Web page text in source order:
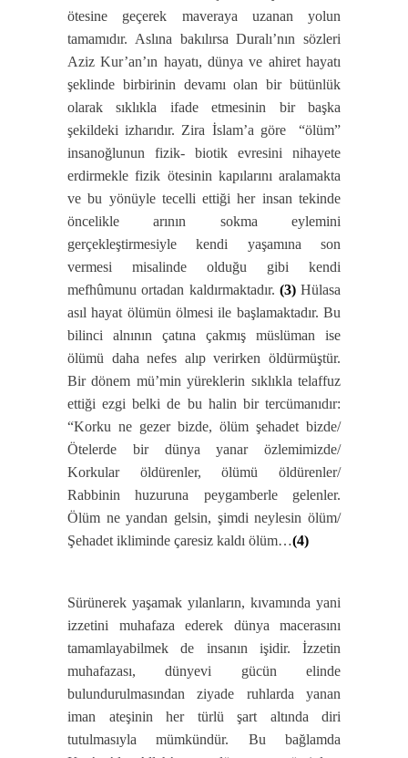
ötesine geçerek maveraya uzanan yolun
tamamıdır. Aslına bakılırsa Duralı’nın sözleri
Aziz Kur’an’ın hayatı, dünya ve ahiret hayatı
şeklinde birbirinin devamı olan bir bütünlük
olarak sıklıkla ifade etmesinin bir başka
şekildeki izharıdır. Zira İslam’a göre “ölüm”
insanoğlunun fizik- biotik evresini nihayete
erdirmekle fizik ötesinin kapılarını aralamakta
ve bu yönüyle tecelli ettiği her insan tekinde
öncelikle arının sokma eylemini
gerçekleştirmesiyle kendi yaşamına son
vermesi misalinde olduğu gibi kendi
mefhûmunu ortadan kaldırmaktadır. (3)Hülasa
asıl hayat ölümün ölmesi ile başlamaktadır. Bu
bilinci alnının çatına çakmış müslüman ise
ölümü daha nefes alıp verirken öldürmüştür.
Bir dönem mü’min yüreklerin sıklıkla telaffuz
ettiği ezgi belki de bu halin bir tercümanıdır:
“Korku ne gezer bizde, ölüm şehadet bizde/
Ötelerde bir dünya yanar özlemimizde/
Korkular öldürenler, ölümü öldürenler/
Rabbinin huzuruna peygamberle gelenler.
Ölüm ne yandan gelsin, şimdi neylesin ölüm/
Şehadet ikliminde çaresiz kaldı ölüm…(4)
Sürünerek yaşamak yılanların, kıvamında yani
izzetini muhafaza ederek dünya macerasını
tamamlayabilmek de insanın işidir. İzzetin
muhafazası, dünyevi gücün elinde
bulundurulmasından ziyade ruhlarda yanan
iman ateşinin her türlü şart altında diri
tutulmasıyla mümkündür. Bu bağlamda